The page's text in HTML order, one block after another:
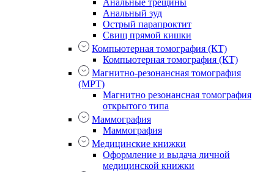
Анальные трещины
Анальный зуд
Острый парапроктит
Свищ прямой кишки
Компьютерная томография (КТ)
Компьютерная томография (КТ)
Магнитно-резонансная томография
(МРТ)
Магнитно резонансная томография
открытого типа
Маммография
Маммография
Медицинские книжки
Оформление и выдача личной
медицинской книжки